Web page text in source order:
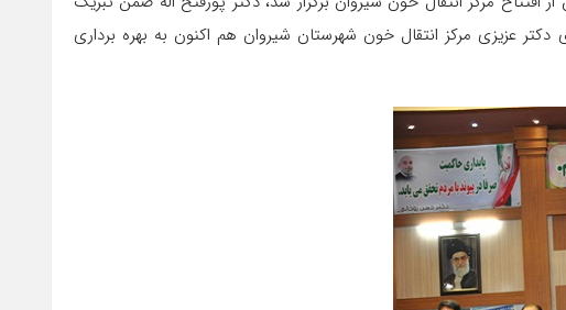
دکتر عزیزی مرکز انتقال خون شهرستان شیروان هم اکنون به بهره برداری